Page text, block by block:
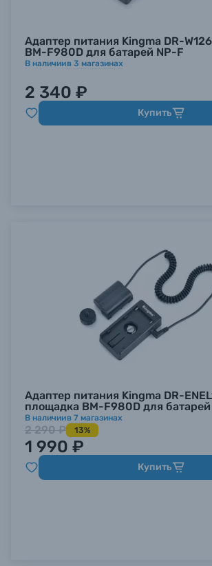
Адаптер питания Kingma DR-W126 + площадка
BM-F980D для батарей NP-F
В наличиив 3 магазинах
2 340 ₽
Купить
Адаптер питания Kingma DR-
площадка BM-F980D для
В наличиив 7 магазинах
2 290 ₽ 13%
1 990 ₽
Купить